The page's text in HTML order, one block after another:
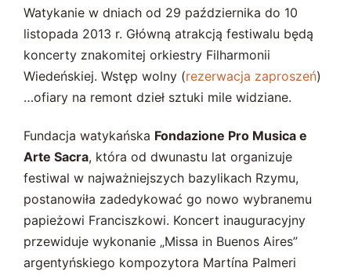
Watykanie w dniach od 29 października do 10
listopada 2013 r. Główną atrakcją festiwalu będą
koncerty znakomitej orkiestry Filharmonii
Wiedeńskiej. Wstęp wolny (rezerwacja zaproszeń)
…ofiary na remont dzieł sztuki mile widziane.
Fundacja watykańska Fondazione Pro Musica e
Arte Sacra, która od dwunastu lat organizuje
festiwal w najważniejszych bazylikach Rzymu,
postanowiła zadedykować go nowo wybranemu
papieżowi Franciszkowi. Koncert inauguracyjny
przewiduje wykonanie „Missa in Buenos Aires”
argentyńskiego kompozytora Martína Palmeri